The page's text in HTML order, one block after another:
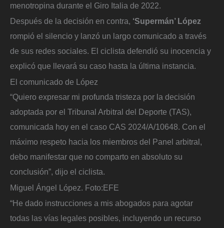
menotropina durante el Giro Italia de 2022.
Después de la decisión en contra, ‘Supermán’ López
rompió el silencio y lanzó un largo comunicado a través
de sus redes sociales. El ciclista defendió su inocencia y
explicó que llevará su caso hasta la última instancia.
El comunicado de López
“Quiero expresar mi profunda tristeza por la decisión
adoptada por el Tribunal Arbitral del Deporte (TAS),
comunicada hoy en el caso CAS 2024/A/10648. Con el
máximo respeto hacia los miembros del Panel arbitral,
debo manifestar que no comparto en absoluto su
conclusión”, dijo el ciclista.
Miguel Ángel López. Foto:EFE
“He dado instrucciones a mis abogados para agotar
todas las vías legales posibles, incluyendo un recurso